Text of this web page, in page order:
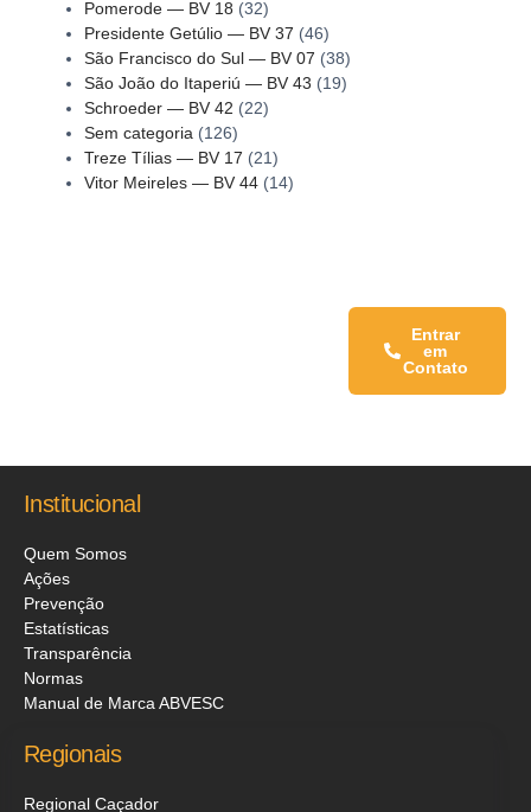
Pomerode — BV 18 (32)
Presidente Getúlio — BV 37 (46)
São Francisco do Sul — BV 07 (38)
São João do Itaperiú — BV 43 (19)
Schroeder — BV 42 (22)
Sem categoria (126)
Treze Tílias — BV 17 (21)
Vitor Meireles — BV 44(14)
Entrar
em
Contato
Institucional
Quem Somos
Ações
Prevenção
Estatísticas
Transparência
Normas
Manual de Marca ABVESC
Regionais
Regional Caçador